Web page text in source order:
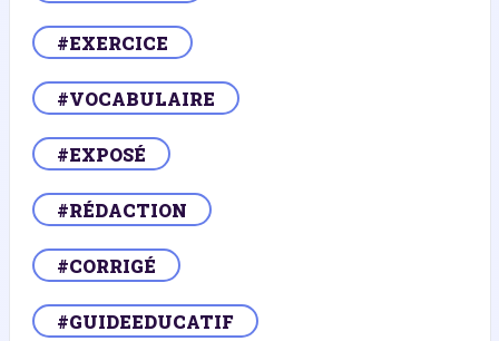
#EXERCICE
#VOCABULAIRE
#EXPOSÉ
#RÉDACTION
#CORRIGÉ
#GUIDEEDUCATIF